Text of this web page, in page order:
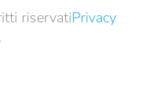
riservatiPrivacy